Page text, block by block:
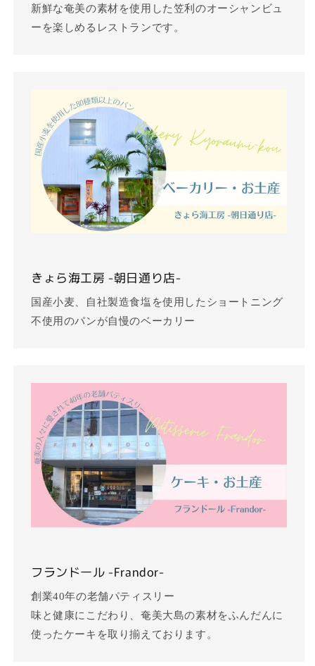
新鮮な奄美の素材を使用した笠利のオーシャンビュ
ーを楽しめるレストランです。
きょら海工房 -朝日通り店-
国産小麦、自社製造食塩を使用したショートニング
不使用のパンが自慢のベーカリー
フランドール -Frandor-
創業40年の老舗パティスリー
味と健康にこだわり、奄美大島の素材をふんだんに
使ったケーキを取り揃えております。